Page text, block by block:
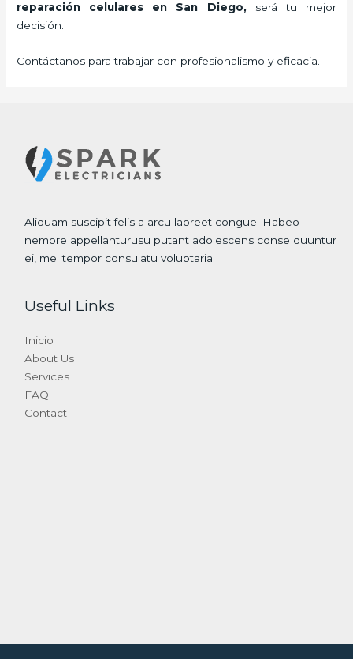
reparación celulares
en San Diego, será tu mejor
decisión.
Contáctanos para trabajar con profesionalismo y eficacia.
Aliquam suscipit felis a arcu laoreet congue. Habeo
nemore appellanturusu putant adolescens conse quuntur
ei, mel tempor consulatu voluptaria.
Useful Links
Inicio
About Us
Services
FAQ
Contact